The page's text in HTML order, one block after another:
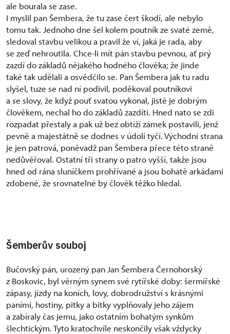
ale bourala se zase.
I myslil pan Šembera, že tu zase čert škodí, ale nebylo
tomu tak. Jednoho dne šel kolem poutník ze svaté země,
sledoval stavbu velikou a pravil že ví, jaká je rada, aby
se zeď nehroutila. Chce-li mít pán stavbu pevnou, ať prý
zazdí do základů nějakého hodného člověka; že jinde
také tak udělali a osvědčilo se. Pan Šembera jak tu radu
slyšel, tuze se nad ní podivil, poděkoval poutníkovi
a se slovy, že když pouť svatou vykonal, jistě je dobrým
člověkem, nechal ho do základů zazdíti. Hned nato se zdi
rozpadat přestaly a pak už bez obtíží zámek postavili, jenž
pevně a majestátně se dodnes v údolí tyčí. Východní strana
je jen patrová, poněvadž pan Šembera přece této straně
nedůvěřoval. Ostatní tři strany o patro vyšší, takže jsou
hned od rána sluníčkem prohřívané a jsou bohatě arkádami
zdobené, že srovnatelné by člověk těžko hledal.
Šemberův souboj
Bučovský pán, urozený pan Jan Šembera Černohorský
z Boskovic, byl věrným synem své rytířské doby: šermířské
zápasy, jízdy na koních, lovy, dobrodružství s krásnými
paními, hostiny, pitky a bitky vyplňovaly jeho zájem
a zabíraly čas jemu, jako ostatním bohatým synkům
šlechtickým. Tyto kratochvíle neskončily však vždycky